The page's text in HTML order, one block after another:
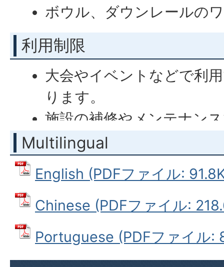
ボウル、ダウンレールの
利用制限
大会やイベントなどで利
ります。
施設の補修やメンテナン
とがあります。
雨天や高潮などで路面が
ですので利用を控えてく
施設が破損している場合
市都市整備課へ連絡して
Multilingual
English (PDFファイル:
Chinese (PDFファイル:
Portuguese (PDFファイル: